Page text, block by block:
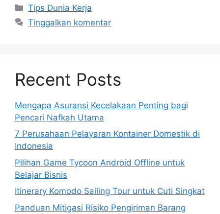
Kategori
Tips Dunia Kerja
Tinggalkan komentar
Recent Posts
Mengapa Asuransi Kecelakaan Penting bagi
Pencari Nafkah Utama
7 Perusahaan Pelayaran Kontainer Domestik di
Indonesia
Pilihan Game Tycoon Android Offline untuk
Belajar Bisnis
Itinerary Komodo Sailing Tour untuk Cuti Singkat
Panduan Mitigasi Risiko Pengiriman Barang